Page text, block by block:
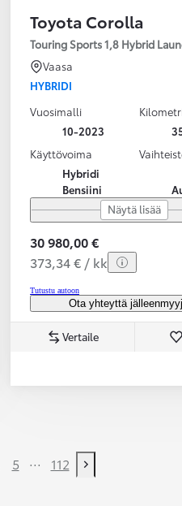
Toyota Corolla
Touring Sports 1,8 Hybrid
Vaasa
HYBRIDI
Vuosimalli
10-2023
Käyttövoima
Hybridi
Bensiini
Näytä lisää
30 980,00 €
373,34 € / kk
Tutustu autoon
Ota yhteyttä
Vertaile
5 ... 112
Next page